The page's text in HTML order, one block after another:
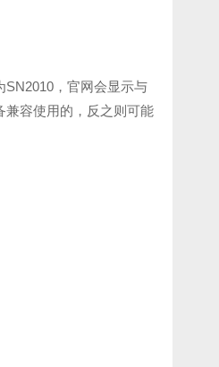
，官网会显示与
兼容使用的，反之则可能